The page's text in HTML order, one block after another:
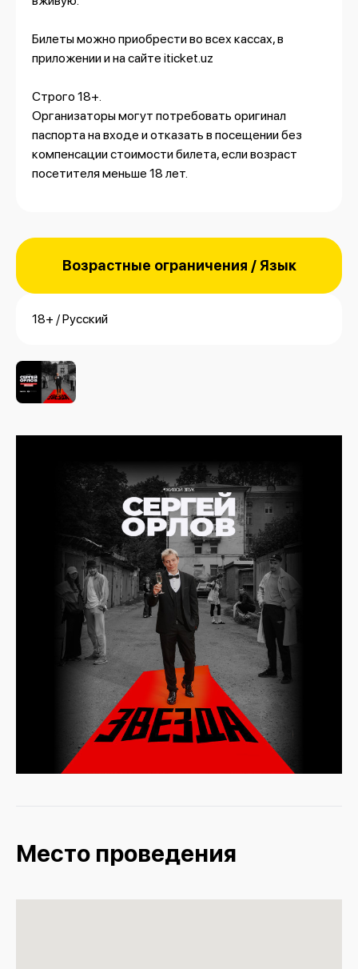
Билеты можно приобрести во всех кассах, в
приложении и на сайте iticket.uz
Строго 18+.
Организаторы могут потребовать оригинал
паспорта на входе и отказать в посещении без
компенсации стоимости билета, если возраст
посетителя меньше 18 лет.
Возрастные ограничения / Язык
18+ / Русский
Место проведения